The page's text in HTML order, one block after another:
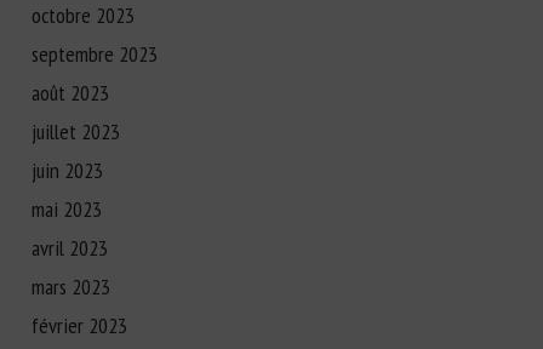
octobre 2023
septembre 2023
août 2023
juillet 2023
juin 2023
mai 2023
avril 2023
mars 2023
février 2023